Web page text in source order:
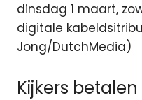
dinsdag 1 maart,
digitale
Jong/DutchMedia)
Kijkers